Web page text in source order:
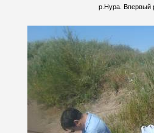
р.Нура. Впервый